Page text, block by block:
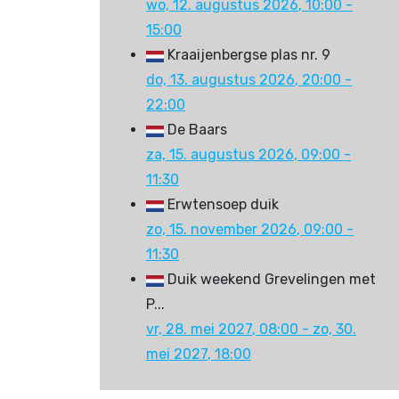
wo, 12. augustus 2026, 10:00 -
15:00
Kraaijenbergse plas nr. 9
do, 13. augustus 2026, 20:00 -
22:00
De Baars
za, 15. augustus 2026, 09:00 -
11:30
Erwtensoep duik
zo, 15. november 2026, 09:00 -
11:30
Duik weekend Grevelingen met
P...
vr, 28. mei 2027, 08:00 - zo, 30.
mei 2027, 18:00